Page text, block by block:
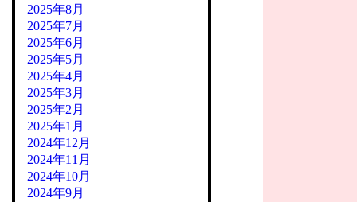
2025年8月
2025年7月
2025年6月
2025年5月
2025年4月
2025年3月
2025年2月
2025年1月
2024年12月
2024年11月
2024年10月
2024年9月